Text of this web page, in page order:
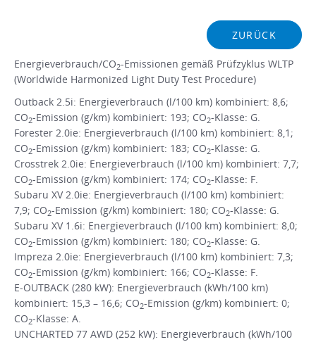
ZURÜCK
Energieverbrauch/CO2-Emissionen gemäß Prüfzyklus WLTP
(Worldwide Harmonized Light Duty Test Procedure)
Outback 2.5i: Energieverbrauch (l/100 km) kombiniert: 8,6;
CO2-Emission (g/km) kombiniert: 193; CO2-Klasse: G.
Forester 2.0ie: Energieverbrauch (l/100 km) kombiniert: 8,1;
CO2-Emission (g/km) kombiniert: 183; CO2-Klasse: G.
Crosstrek 2.0ie: Energieverbrauch (l/100 km) kombiniert: 7,7;
CO2-Emission (g/km) kombiniert: 174; CO2-Klasse: F.
Subaru XV 2.0ie: Energieverbrauch (l/100 km) kombiniert:
7,9; CO2-Emission (g/km) kombiniert: 180; CO2-Klasse: G.
Subaru XV 1.6i: Energieverbrauch (l/100 km) kombiniert: 8,0;
CO2-Emission (g/km) kombiniert: 180; CO2-Klasse: G.
Impreza 2.0ie: Energieverbrauch (l/100 km) kombiniert: 7,3;
CO2-Emission (g/km) kombiniert: 166; CO2-Klasse: F.
E-OUTBACK (280 kW): Energieverbrauch (kWh/100 km)
kombiniert: 15,3 – 16,6; CO2-Emission (g/km) kombiniert: 0;
CO2-Klasse: A.
UNCHARTED 77 AWD (252 kW): Energieverbrauch (kWh/100